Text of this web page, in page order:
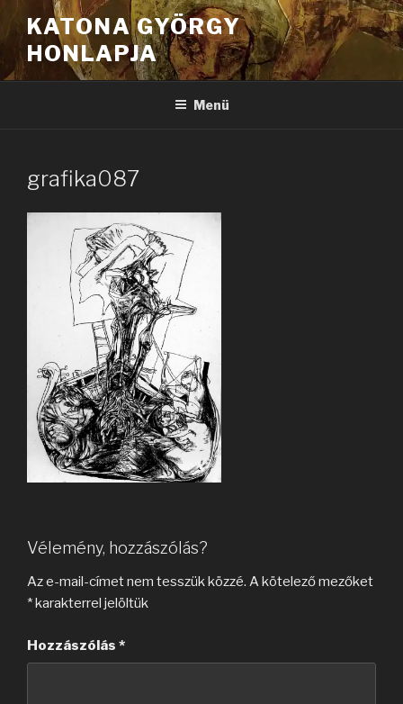
Tartalomhoz
KATONA GYÖRGY
HONLAPJA
Menü
grafika087
Vélemény, hozzászólás?
Az e-mail-címet nem tesszük közzé. A kötelező mezőket
*karakterrel jelöltük
Hozzászólás *